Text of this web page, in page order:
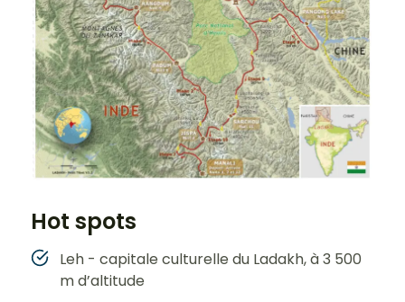
Hot spots
Leh - capitale culturelle du Ladakh, à 3 500
m d’altitude